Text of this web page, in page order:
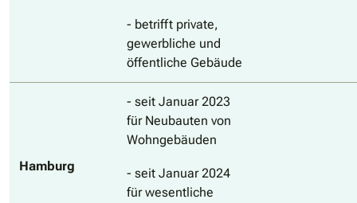
- betrifft private,
gewerbliche und
öffentliche Gebäude
Hamburg
- seit Januar 2023
für Neubauten von
Wohngebäuden
- seit Januar 2024
für wesentliche